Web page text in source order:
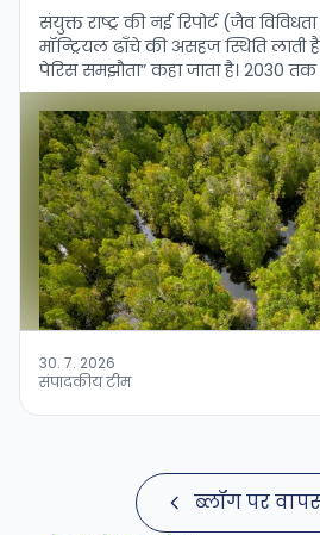
संयुक्त राष्ट्र की नई रिपोर्ट (जैव
मॉन्ट्रियल ढाँचे की असहज स्थिति
पेरिस समझौता” कहा जाता है। 2030
30. 7. 2026
संपादकीय टीम
ब्लॉग पर